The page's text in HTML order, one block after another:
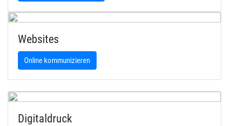
Websites
Online kommunizieren
Digitaldruck